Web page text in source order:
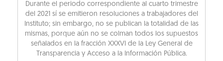
Durante el periodo correspondiente al cuarto trimestre
del 2021 sí se emitieron resoluciones a trabajadores del
Instituto; sin embargo, no se publican la totalidad de las
mismas, porque aún no se colman todos los supuestos
señalados en la fracción XXXVI de la Ley General de
Transparencia y Acceso a la Información Pública.